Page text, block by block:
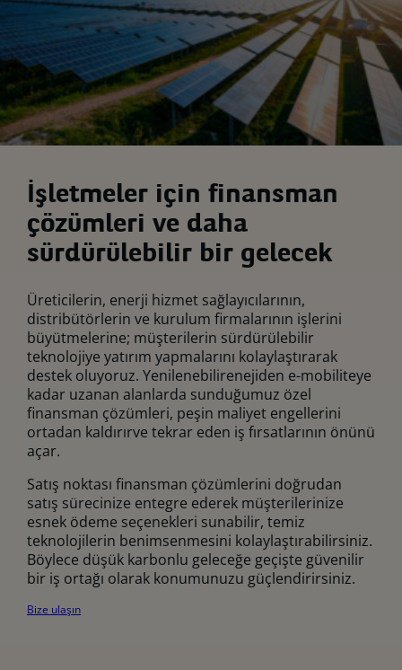
İşletmeler için finansman
çözümleri ve daha
sürdürülebilir bir gelecek
Üreticilerin, enerji hizmet sağlayıcılarının,
distribütörlerin ve kurulum firmalarının işlerini
büyütmelerine; müşterilerin sürdürülebilir
teknolojiye yatırım yapmalarını kolaylaştırarak
destek oluyoruz. Yenilenebilirenejiden e-mobiliteye
kadar uzanan alanlarda sunduğumuz özel
finansman çözümleri, peşin maliyet engellerini
ortadan kaldırırve tekrar eden iş fırsatlarının önünü
açar.
Satış noktası finansman çözümlerini doğrudan
satış sürecinize entegre ederek müşterilerinize
esnek ödeme seçenekleri sunabilir, temiz
teknolojilerin benimsenmesini kolaylaştırabilirsiniz.
Böylece düşük karbonlu geleceğe geçişte güvenilir
bir iş ortağı olarak konumunuzu güçlendirirsiniz.
Bize ulaşın